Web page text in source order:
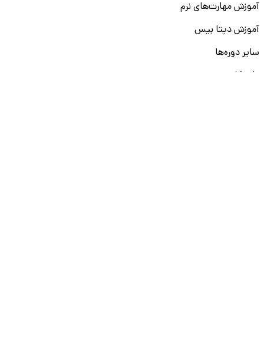
آموزش مهارت‌های نرم
آموزش دیتا بیس
سایر دوره‌ها
دانشکار